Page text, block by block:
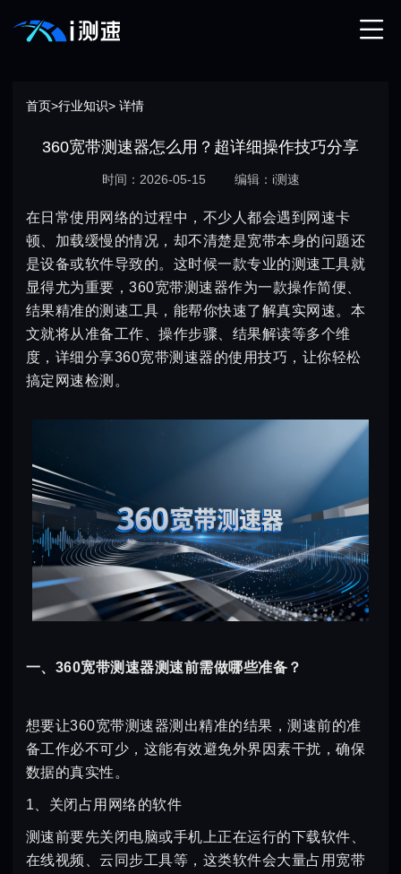
首页>行业知识> 详情
360宽带测速器怎么用？超详细操作技巧分享
时间：2026-05-15 编辑：i测速
在日常使用网络的过程中，不少人都会遇到网速卡
顿、加载缓慢的情况，却不清楚是宽带本身的问题还
是设备或软件导致的。这时候一款专业的测速工具就
显得尤为重要，360宽带测速器作为一款操作简便、
结果精准的测速工具，能帮你快速了解真实网速。本
文就将从准备工作、操作步骤、结果解读等多个维
度，详细分享360宽带测速器的使用技巧，让你轻松
搞定网速检测。
一、360宽带测速器测速前需做哪些准备？
想要让360宽带测速器测出精准的结果，测速前的准
备工作必不可少，这能有效避免外界因素干扰，确保
数据的真实性。
1、关闭占用网络的软件
测速前要先关闭电脑或手机上正在运行的下载软件、
在线视频、云同步工具等，这类软件会大量占用宽带